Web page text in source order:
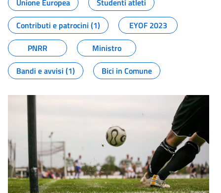
Unione Europea
Studenti atleti
Contributi e patrocini (1)
EYOF 2023
PNRR
Ministro
Bandi e avvisi (1)
Bici in Comune